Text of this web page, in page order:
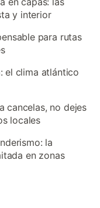
y interior
para rutas
el clima atlántico
cancelas, no dejes
locales
la
en zonas